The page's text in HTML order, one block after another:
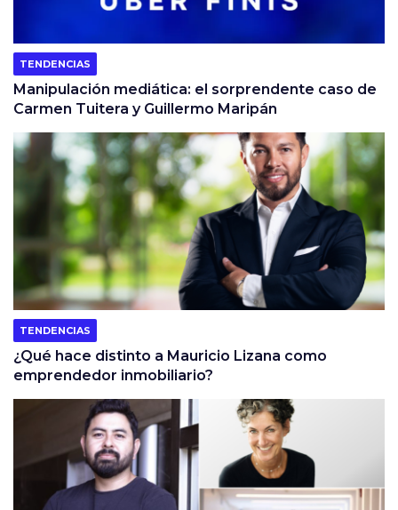
TENDENCIAS
Manipulación mediática: el sorprendente caso de
Carmen Tuitera y Guillermo Maripán
TENDENCIAS
¿Qué hace distinto a Mauricio Lizana como
emprendedor inmobiliario?